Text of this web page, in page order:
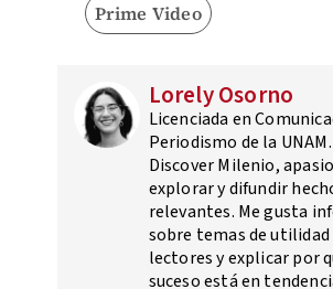
Prime Video
Lorely Osorno
Licenciada en
Periodismo de la
Discover Milenio,
explorar y difundir
relevantes. Me gusta
sobre temas de utilidad
lectores y explicar por
suceso está en